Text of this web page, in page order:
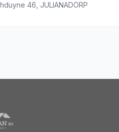
46, JULIANADORP